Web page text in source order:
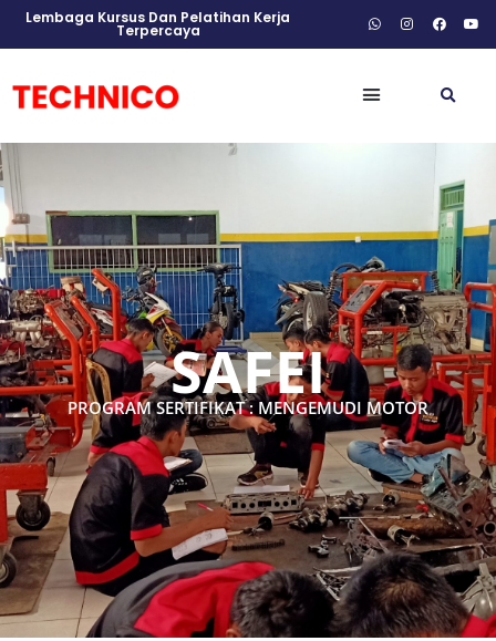
Lembaga Kursus Dan Pelatihan Kerja
Terpercaya
SAFEI
PROGRAM SERTIFIKAT : MENGEMUDI MOTOR